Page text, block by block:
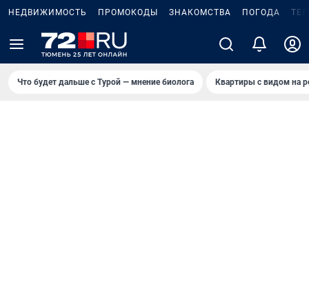
НЕДВИЖИМОСТЬ ПРОМОКОДЫ ЗНАКОМСТВА ПОГОДА
Что будет дальше с Турой — мнение биолога Квартиры с видом на